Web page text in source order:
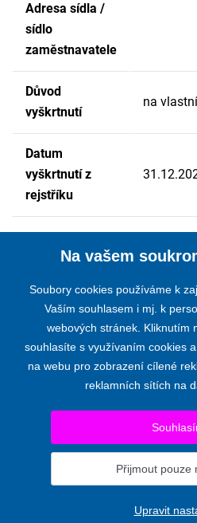
Adresa sídla /
sídlo
zaměstnavatele
Důvod
vyškrtnutí
na
Datum
vyškrtnutí z
rejstříku
KOMORA AUDITORŮ
Opletalova 55, 110
Telefon:+420 224 222 178
Prohlášení o přístupnosti
Na vašem
Soubory cookies používáme k
Vaším souhlasem i mj. k
webových stránek. Kliknutím
souhlasíte s využívaním cookies
na webu pro zobrazení cílené
reklamních sítích na
Přijmout pouze
Upravit